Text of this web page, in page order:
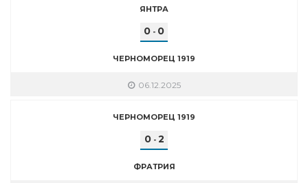
ЯНТРА
0 - 0
ЧЕРНОМОРЕЦ 1919
06.12.2025
ЧЕРНОМОРЕЦ 1919
0- 2
ФРАТРИЯ